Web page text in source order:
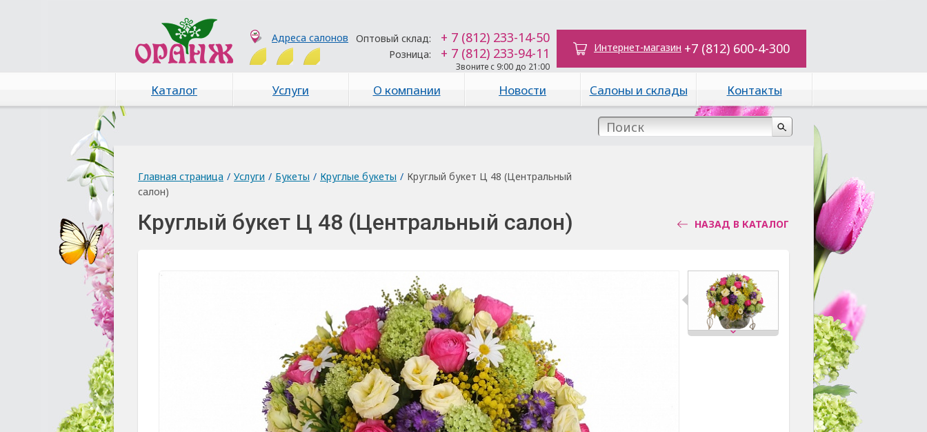
Адреса салонов Оптовый склад: + 7 (812) 233-14-50
Розница: + 7 (812) 233-94-11
Звоните с 9:00 до 21:00
Интернет-магазин +7 (812) 600-4-300
Каталог Услуги О компании Новости Салоны и склады Контакты
Главная страница / Услуги / Букеты / Круглые букеты / Круглый букет Ц 48 (Центральный
салон)
Круглый букет Ц 48 (Центральный салон) НАЗАД В КАТАЛОГ